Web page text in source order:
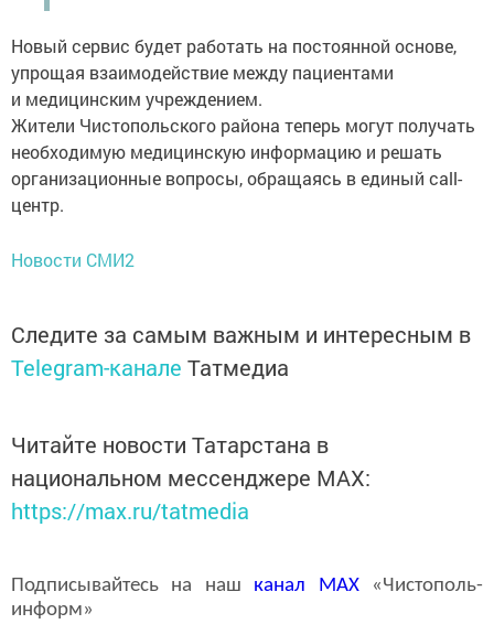
Новый сервис будет работать на постоянной основе,
упрощая взаимодействие между пациентами
и медицинским учреждением.
Жители Чистопольского района теперь могут получать
необходимую медицинскую информацию и решать
организационные вопросы, обращаясь в единый call-
центр.
Новости СМИ2
Следите за самым важным и интересным в
Telegram-канале Татмедиа
Читайте новости Татарстана в
национальном мессенджере MАХ:
https://max.ru/tatmedia
Подписывайтесь на наш канал MAX«Чистополь-
информ»